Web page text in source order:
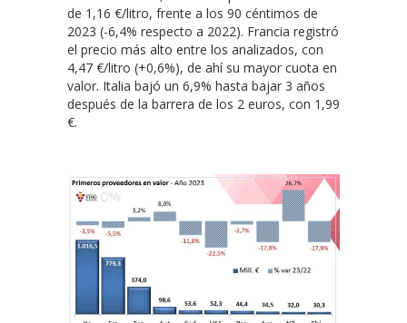
de 1,16 €/litro, frente a los 90 céntimos de
2023 (-6,4% respecto a 2022). Francia registró
el precio más alto entre los analizados, con
4,47 €/litro (+0,6%), de ahí su mayor cuota en
valor. Italia bajó un 6,9% hasta bajar 3 años
después de la barrera de los 2 euros, con 1,99
€.